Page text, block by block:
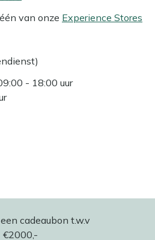
van onze Experience Stores
- 18:00 uur